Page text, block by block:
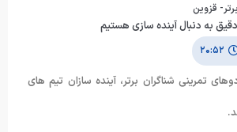
قزوین
دقیق به دنبال آینده سازی هستیم
۲۰:۵۲
تمرینی شناگران برتر، آینده سازان تیم های